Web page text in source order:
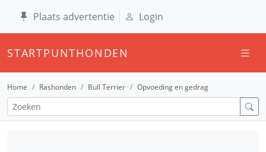
Plaats advertentie Login
STARTPUNTHONDEN
Home Rashonden Bull Terrier Opvoeding en gedrag